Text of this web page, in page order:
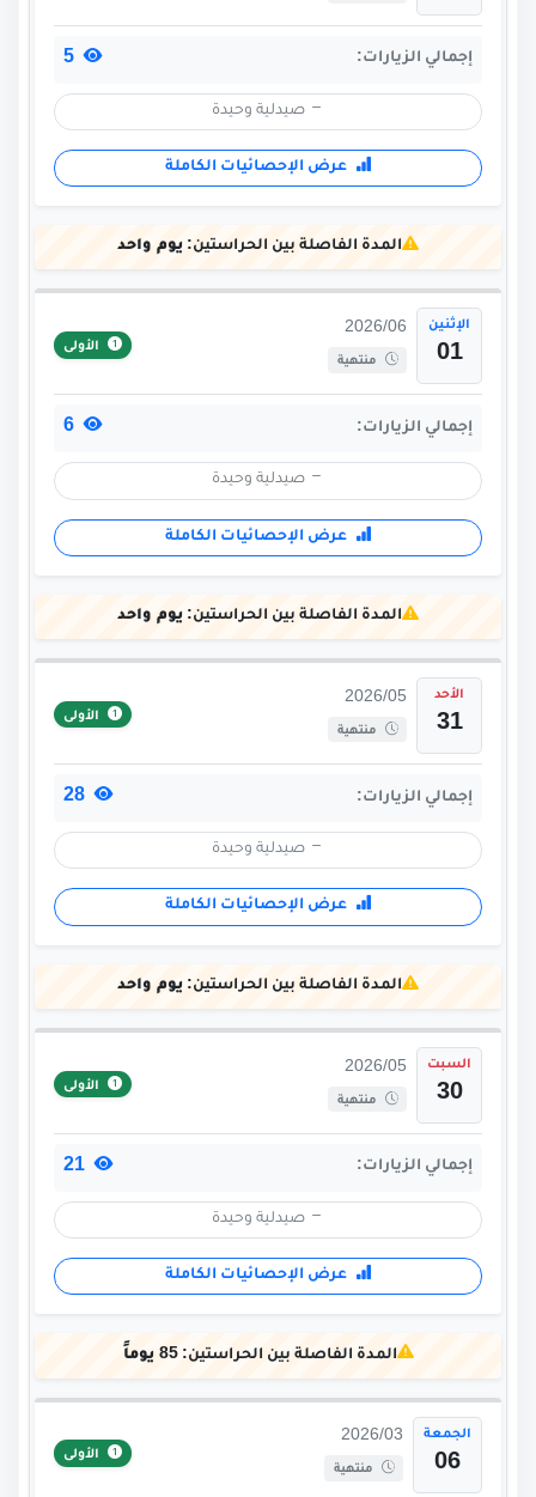
إجمالي الزيارات:
صيدلية وحيدة
عرض الإحصائيات الكاملة
المدة الفاصلة بين الحراستين: يوم واحد
الإثنين
01
2026/06
منتهية
الأولى
إجمالي الزيارات:
صيدلية وحيدة
عرض الإحصائيات الكاملة
المدة الفاصلة بين الحراستين: يوم واحد
الأحد
31
2026/05
منتهية
الأولى
إجمالي الزيارات:
صيدلية وحيدة
عرض الإحصائيات الكاملة
المدة الفاصلة بين الحراستين: يوم واحد
السبت
30
2026/05
منتهية
الأولى
إجمالي الزيارات:
صيدلية وحيدة
عرض الإحصائيات الكاملة
المدة الفاصلة بين الحراستين:85 يوماً
الجمعة
06
2026/03
منتهية
الأولى